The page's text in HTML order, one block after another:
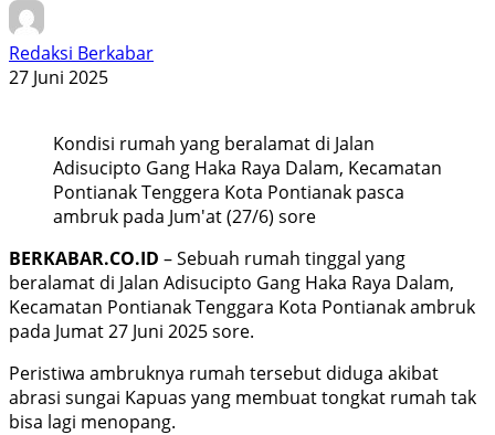
Redaksi Berkabar
27 Juni 2025
Kondisi rumah yang beralamat di Jalan
Adisucipto Gang Haka Raya Dalam, Kecamatan
Pontianak Tenggera Kota Pontianak pasca
ambruk pada Jum'at (27/6) sore
BERKABAR.CO.ID – Sebuah rumah tinggal yang
beralamat di Jalan Adisucipto Gang Haka Raya Dalam,
Kecamatan Pontianak Tenggara Kota Pontianak ambruk
pada Jumat 27 Juni 2025 sore.
Peristiwa ambruknya rumah tersebut diduga akibat
abrasi sungai Kapuas yang membuat tongkat rumah tak
bisa lagi menopang.